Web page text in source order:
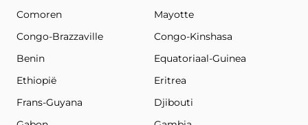
Comoren
Mayotte
Congo-Brazzaville
Congo-Kinshasa
Benin
Equatoriaal-Guinea
Ethiopië
Eritrea
Frans-Guyana
Djibouti